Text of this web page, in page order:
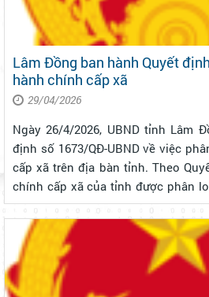
Lâm Đồng ban hành Quyết
hành chính cấp xã
29/04/2026
Ngày 26/4/2026, UBND tỉnh Lâm
định số 1673/QĐ-UBND về việc
cấp xã trên địa bàn tỉnh. Theo Quyết định, các đơn vị hành
chính cấp xã của tỉnh được phân loại như
chính cấp xã loại I: gồm 20 phường và 54
chính cấp x...